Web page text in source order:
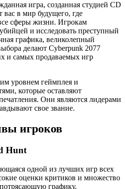
игра, созданная студией CD
вас в мир будущего, где
сферы жизни. Игрокам
и исследовать преступный
графика, великолепный
делают Cyberpunk 2077
и самых продаваемых игр
уровнем геймплея и
которые оставляют
Они являются лидерами
свое звание.
игроков
Hunt
одной из лучших игр всех
оценки критиков и множество
графику,